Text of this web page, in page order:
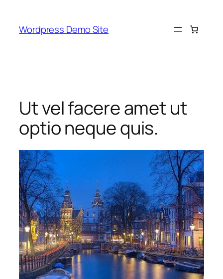
content
Wordpress Demo Site
Ut vel facere amet ut
optio neque quis.